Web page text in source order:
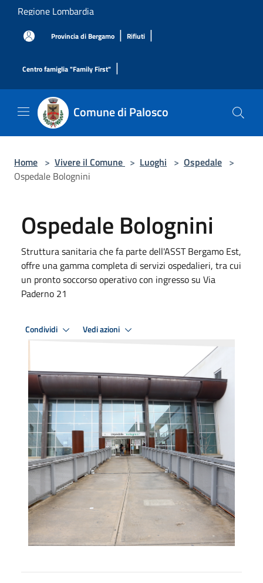
Salta al contenuto principale
Regione Lombardia
Provincia di Bergamo | Rifiuti |
Centro famiglia "Family First" |
Comune di Palosco
Home > Vivere il Comune > Luoghi > Ospedale >
Ospedale Bolognini
Ospedale Bolognini
Struttura sanitaria che fa parte dell'ASST Bergamo Est,
offre una gamma completa di servizi ospedalieri, tra cui
un pronto soccorso operativo con ingresso su Via
Paderno 21
Condividi Vedi azioni